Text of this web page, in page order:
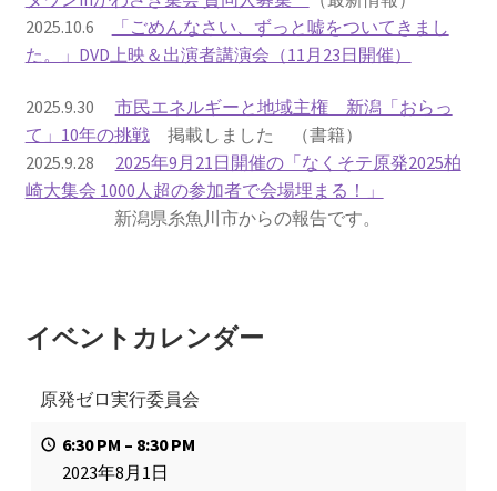
書籍
2022.12.29 原発事故と甲状腺がん
2023.1.26 「脱原発」成長論
2023.2.7 いまこそ私は原発に反対します
南海トラフ巨大地震でも原発は大丈夫と言う人々
2025.9.30 市民エネルギーと地域主権
2026.5.3 原発を止めた町
2025.10.6
「ごめんなさい、ずっと嘘をついてきまし
た。」DVD上映＆出演者講演会（11月23日開催）
2025.9.30 市民エネルギーと地域主権 新潟「おらっ
て」10年の挑戦掲載しました （書籍）
2025.9.28 2025年9月21日開催の「なくそテ原発2025柏
崎大集会 1000人超の参加者で会場埋まる！」
新潟県糸魚川市からの報告です。
イベントカレンダー
原発ゼロ実行委員会
6:30 PM – 8:30 PM
2023年8月1日